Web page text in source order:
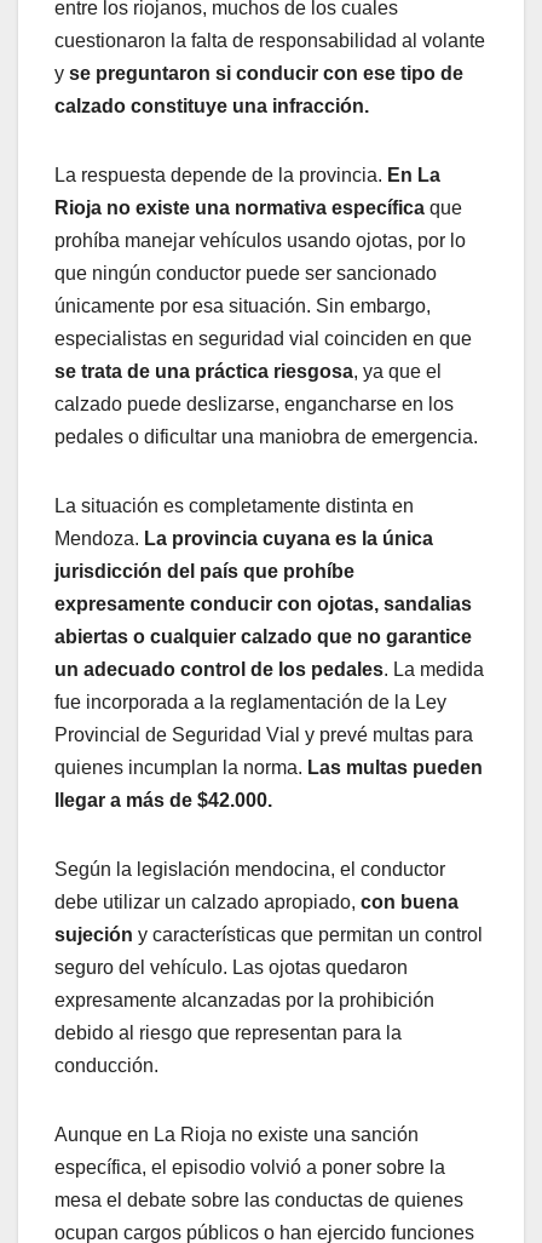
entre los riojanos, muchos de los cuales
cuestionaron la falta de responsabilidad al volante
y se preguntaron si conducir con ese tipo de
calzado constituye una infracción.
La respuesta depende de la provincia. En La
Rioja no existe una normativa específica que
prohíba manejar vehículos usando ojotas, por lo
que ningún conductor puede ser sancionado
únicamente por esa situación. Sin embargo,
especialistas en seguridad vial coinciden en que
se trata de una práctica riesgosa, ya que el
calzado puede deslizarse, engancharse en los
pedales o dificultar una maniobra de emergencia.
La situación es completamente distinta en
Mendoza. La provincia cuyana es la única
jurisdicción del país que prohíbe
expresamente conducir con ojotas, sandalias
abiertas o cualquier calzado que no garantice
un adecuado control de los pedales. La medida
fue incorporada a la reglamentación de la Ley
Provincial de Seguridad Vial y prevé multas para
quienes incumplan la norma. Las multas pueden
llegar a más de $42.000.
Según la legislación mendocina, el conductor
debe utilizar un calzado apropiado, con buena
sujeción y características que permitan un control
seguro del vehículo. Las ojotas quedaron
expresamente alcanzadas por la prohibición
debido al riesgo que representan para la
conducción.
Aunque en La Rioja no existe una sanción
específica, el episodio volvió a poner sobre la
mesa el debate sobre las conductas de quienes
ocupan cargos públicos o han ejercido funciones